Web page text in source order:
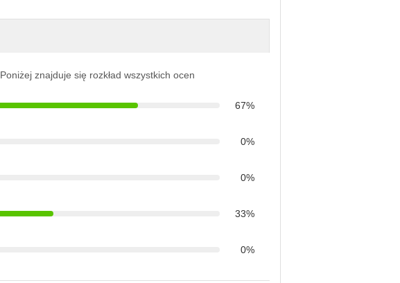
Poniżej znajduje się rozkład wszystkich ocen
67%
0%
0%
33%
0%